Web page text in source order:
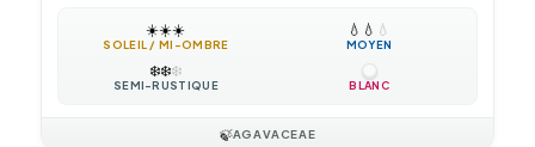
☀️☀️☀️
SOLEIL / MI-OMBRE
💧 💧 💧
MOYEN
❄️❄️❄️
SEMI-RUSTIQUE BLANC
🍃AGAVACEAE